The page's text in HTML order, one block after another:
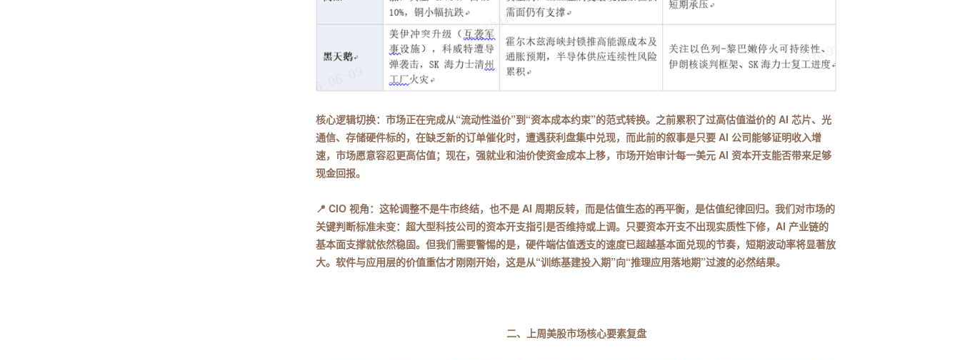
核心逻辑切换：市场正在完成从“流动性溢价”到“资本成本约束”的范式转换。之前累积了过高估值溢价的 AI 芯片、光
通信、存储硬件标的，在缺乏新的订单催化时，遭遇获利盘集中兑现，而此前的叙事是只要 AI 公司能够证明收入增
速，市场愿意容忍更高估值；现在，强就业和油价使资金成本上移，市场开始审计每一美元 AI 资本开支能否带来足够
现金回报。
📍 CIO 视角：这轮调整不是牛市终结，也不是 AI 周期反转，而是估值生态的再平衡，是估值纪律回归。我们对市场的
关键判断标准未变：超大型科技公司的资本开支指引是否维持或上调。只要资本开支不出现实质性下修，AI 产业链的
基本面支撑就依然稳固。但我们需要警惕的是，硬件端估值透支的速度已超越基本面兑现的节奏，短期波动率将显著放
大。软件与应用层的价值重估才刚刚开始，这是从“训练基建投入期”向“推理应用落地期”过渡的必然结果。
二、上周美股市场核心要素复盘